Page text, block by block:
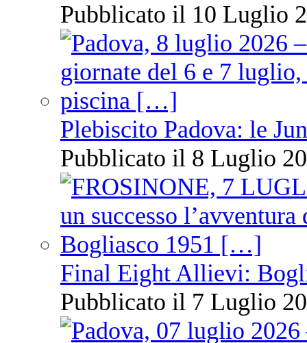
Pubblicato il 10 Luglio
Plebiscito Padova: le
Pubblicato il 8 Luglio
Final Eight Allievi:
Pubblicato il 7 Luglio